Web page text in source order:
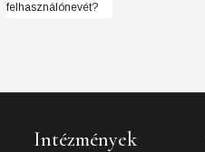
felhasználónevét?
Intézmények